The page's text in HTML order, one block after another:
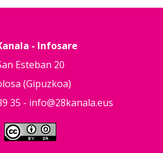
- Infosare
Esteban 20
(Gipuzkoa)
35 - info@28kanala.eus